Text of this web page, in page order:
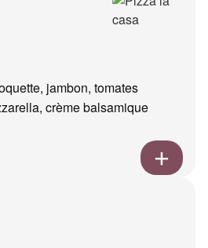
jambon, tomates
crème balsamique